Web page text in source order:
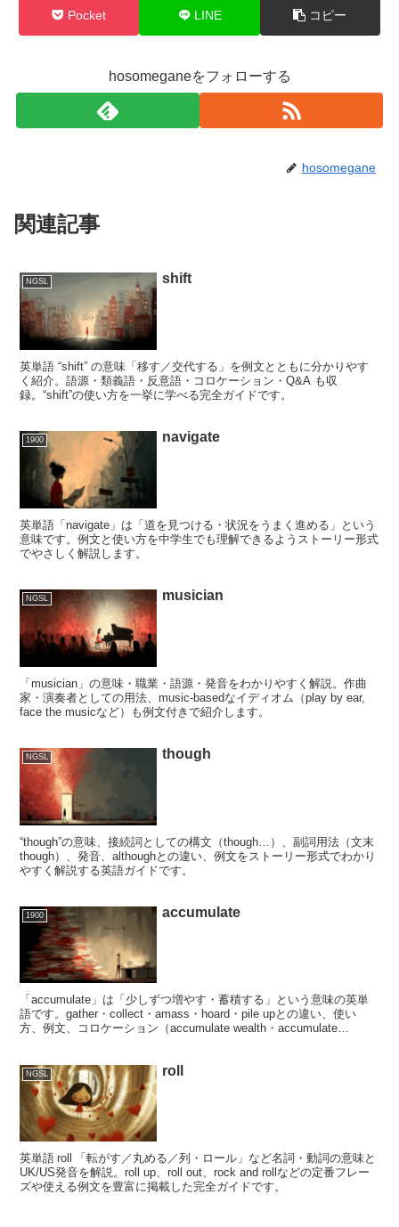
Pocket LINE コピー
hosomeganeをフォローする
hosomegane
関連記事
NGSL shift
英単語 “shift” の意味「移す／交代する」を例文とともに分かりやす
く紹介。語源・類義語・反意語・コロケーション・Q&A も収
録。“shift”の使い方を一挙に学べる完全ガイドです。
1900 navigate
英単語「navigate」は「道を見つける・状況をうまく進める」という
意味です。例文と使い方を中学生でも理解できるようストーリー形式
でやさしく解説します。
NGSL musician
「musician」の意味・職業・語源・発音をわかりやすく解説。作曲
家・演奏者としての用法、music‑basedなイディオム（play by ear,
face the musicなど）も例文付きで紹介します。
NGSL though
“though”の意味、接続詞としての構文（though…）、副詞用法（文末
though）、発音、althoughとの違い、例文をストーリー形式でわかり
やすく解説する英語ガイドです。
1900 accumulate
「accumulate」は「少しずつ増やす・蓄積する」という意味の英単
語です。gather・collect・amass・hoard・pile upとの違い、使い
方、例文、コロケーション（accumulate wealth・accumulate
NGSL roll
英単語 roll 「転がす／丸める／列・ロール」など名詞・動詞の意味と
UK/US発音を解説。roll up、roll out、rock and rollなどの定番フレー
ズや使える例文を豊富に掲載した完全ガイドです。